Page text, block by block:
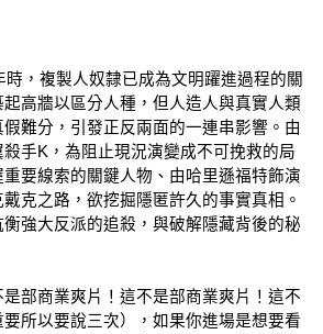
時，複製人奴隸已成為文明躍進過程的關
高牆以區分人種，但人造人與真實人類
難分，引發正反兩面的一連串影響。 由
手K，為阻止現況演變成不可挽救的局
要線索的關鍵人物、由哈里遜福特飾演
克之路，欲挖掘隱匿許久的事實真相。
強大反派的追殺，與破解隱藏背後的秘
部商業爽片！這不是部商業爽片！這不
所以要說三次），如果你進場是想要看